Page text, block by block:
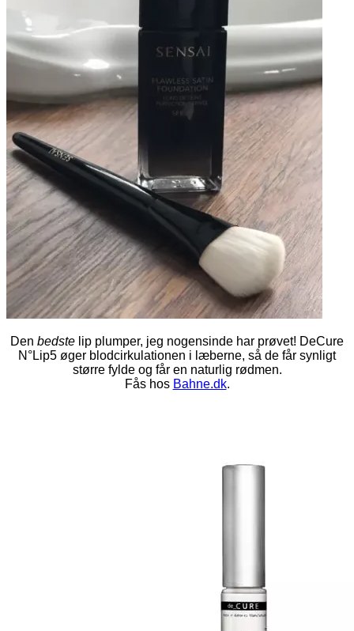
Den bedste lip plumper, jeg nogensinde har prøvet! DeCure
N°Lip5 øger blodcirkulationen i læberne, så de får synligt
større fylde og får en naturlig rødmen.
Fås hos Bahne.dk.